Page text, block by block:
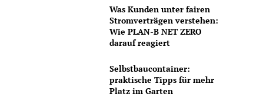
Was Kunden unter fairen
Stromverträgen verstehen:
Wie PLAN-B NET ZERO
darauf reagiert
Selbstbaucontainer:
praktische Tipps für mehr
Platz im Garten